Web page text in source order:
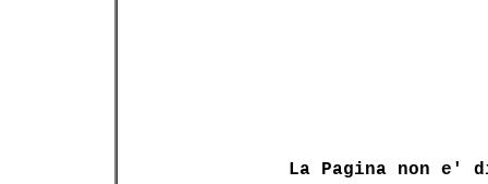
La Pagina non e'